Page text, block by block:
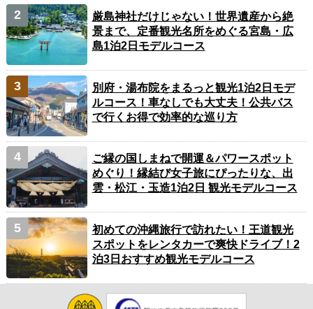
厳島神社だけじゃない！世界遺産から絶
景まで、定番観光名所をめぐる宮島・広
島1泊2日モデルコース
別府・湯布院をまるっと観光1泊2日モデ
ルコース！車なしでも大丈夫！公共バス
で行くお得で効率的な巡り方
ご縁の国しまねで開運＆パワースポット
めぐり！縁結び女子旅にぴったりな、出
雲・松江・玉造1泊2日 観光モデルコース
初めての沖縄旅行で訪れたい！王道観光
スポットをレンタカーで爽快ドライブ！2
泊3日おすすめ観光モデルコース